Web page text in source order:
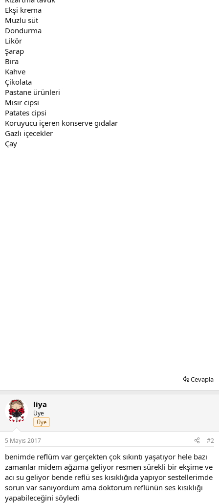
Ekşi krema
Muzlu süt
Dondurma
Likör
Şarap
Bira
Kahve
Çikolata
Pastane ürünleri
Mısır cipsi
Patates cipsi
Koruyucu içeren konserve gıdalar
Gazlı içecekler
Çay
Cevapla
liya
Üye
Üye
5 Mayıs 2017 #2
benimde reflüm var gerçekten çok sıkıntı yaşatıyor hele bazı
zamanlar midem ağzıma geliyor resmen sürekli bir ekşime ve
acı su geliyor bende reflü ses kısıklığıda yapıyor sestellerimde
sorun var sanıyordum ama doktorum reflünün ses kısıklığı
yapabileceğini söyledi